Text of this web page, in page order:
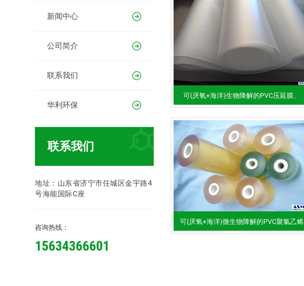
新闻中心
公司简介
联系我们
华利环保
联系我们
地址：山东省济宁市任城区金宇路4
号海能国际C座
咨询热线：
15634366601
可(厌氧+海洋)生物降解的PVC压延膜、
PVC压延片材
可(厌氧+海洋)微生物降解的PVC聚氯乙烯